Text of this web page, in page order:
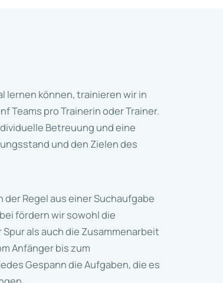
lernen können, trainieren wir in
Teams pro Trainerin oder Trainer.
Betreuung und eine
und den Zielen des
Regel aus einer Suchaufgabe
fördern wir sowohl die
als auch die Zusammenarbeit
Anfänger bis zum
Gespann die Aufgaben, die es